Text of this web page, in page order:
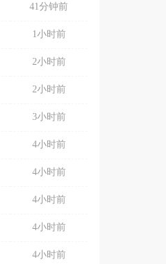
41分钟前
1小时前
2小时前
2小时前
3小时前
4小时前
4小时前
4小时前
4小时前
4小时前